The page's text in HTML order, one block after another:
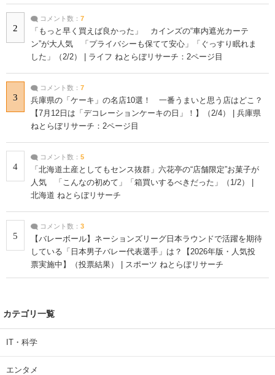
2
コメント数： 7
「もっと早く買えば良かった」 カインズの“車内遮光カーテ
ン”が大人気 「プライバシーも保てて安心」「ぐっすり眠れま
した」（2/2） | ライフ ねとらぼリサーチ：2ページ目
3
コメント数： 7
兵庫県の「ケーキ」の名店10選！ 一番うまいと思う店はどこ？
【7月12日は「デコレーションケーキの日」！】（2/4） | 兵庫県
ねとらぼリサーチ：2ページ目
4
コメント数： 5
「北海道土産としてもセンス抜群」六花亭の“店舗限定”お菓子が
人気 「こんなの初めて」「箱買いするべきだった」（1/2） |
北海道 ねとらぼリサーチ
5
コメント数： 3
【バレーボール】ネーションズリーグ日本ラウンドで活躍を期待
している「日本男子バレー代表選手」は？【2026年版・人気投
票実施中】（投票結果） | スポーツ ねとらぼリサーチ
カテゴリ一覧
IT・科学
エンタメ